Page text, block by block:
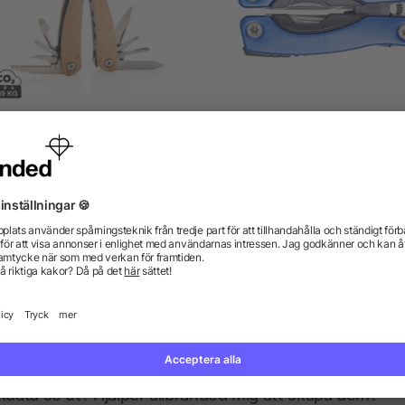
Trä minimultitool
Vi har svaren.
se ut? Hjälper allbranded mig att skapa dem?